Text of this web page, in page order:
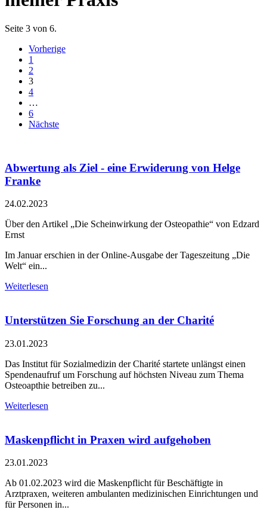
Seite 3 von 6.
Vorherige
1
2
3
4
…
6
Nächste
Abwertung als Ziel - eine Erwiderung von Helge
Franke
24.02.2023
Über den Artikel „Die Scheinwirkung der Osteopathie“ von Edzard
Ernst
Im Januar erschien in der Online-Ausgabe der Tageszeitung „Die
Welt“ ein...
Weiterlesen
Unterstützen Sie Forschung an der Charité
23.01.2023
Das Institut für Sozialmedizin der Charité startete unlängst einen
Spendenaufruf um Forschung auf höchsten Niveau zum Thema
Osteoapthie betreiben zu...
Weiterlesen
Maskenpflicht in Praxen wird aufgehoben
23.01.2023
Ab 01.02.2023 wird die Maskenpflicht für Beschäftigte in
Arztpraxen, weiteren ambulanten medizinischen Einrichtungen und
für Personen in...